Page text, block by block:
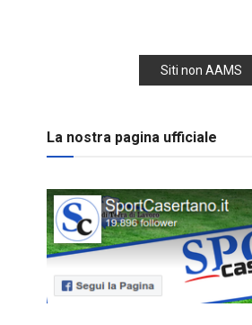
Siti non AAMS
La nostra pagina ufficiale